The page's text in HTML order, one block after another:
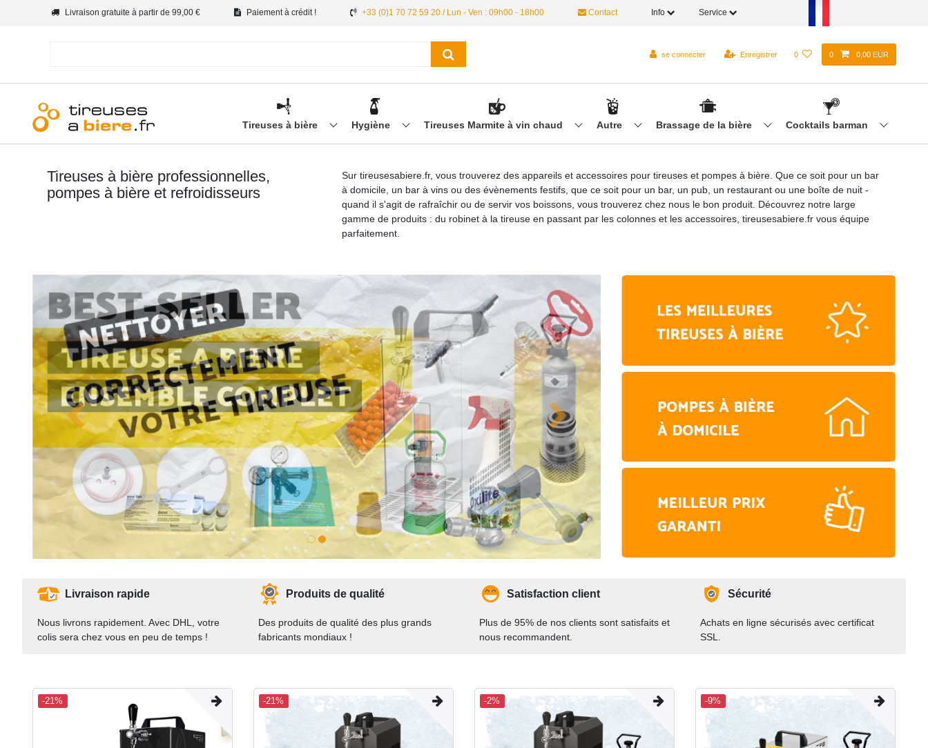
Livraison gratuite à partir de 99,00 € Paiement à crédit ! +33 (0)1 70 72 59 20 / Lun - Ven : 09h00 - 18h00 Contact Info Service
se connecter Enregistrer 0 0 0,00 EUR
Tireuses à bière Hygiène Tireuses Marmite à vin chaud Autre Brassage de la bière Cocktails barman
Tireuses à bière professionnelles,
pompes à bière et refroidisseurs
Sur tireusesabiere.fr, vous trouverez des appareils et accessoires pour tireuses et pompes à bière. Que ce soit pour un bar
à domicile, un bar à vins ou des évènements festifs, que ce soit pour un bar, un pub, un restaurant ou une boîte de nuit -
quand il s'agit de rafraîchir ou de servir vos boissons, vous trouverez chez nous le bon produit. Découvrez notre large
gamme de produits : du robinet à la tireuse en passant par les colonnes et les accessoires, tireusesabiere.fr vous équipe
parfaitement.
Livraison rapide
Nous livrons rapidement. Avec DHL, votre
colis sera chez vous en peu de temps !
Produits de qualité
Des produits de qualité des plus grands
fabricants mondiaux !
Satisfaction client
Plus de 95% de nos clients sont satisfaits et
nous recommandent.
Sécurité
Achats en ligne sécurisés avec certificat
SSL.
-21% -21% -2% -9%